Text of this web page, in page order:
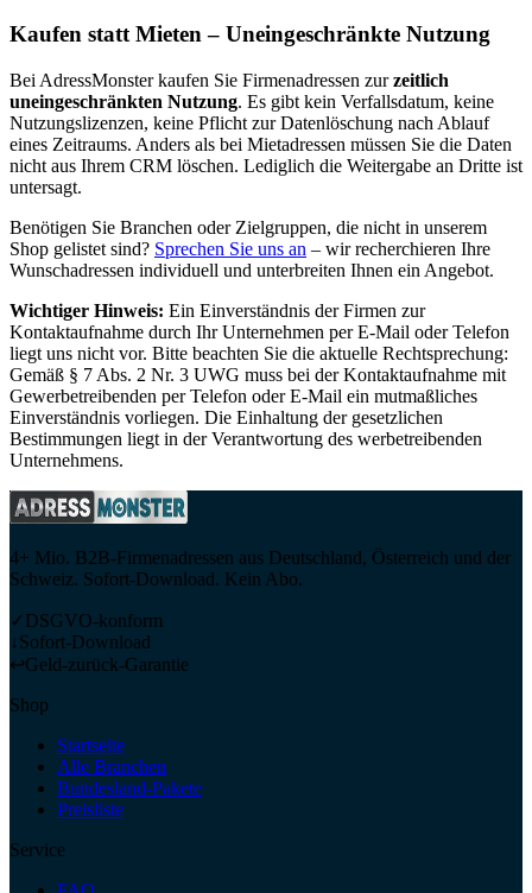
Kaufen statt Mieten – Uneingeschränkte Nutzung
Bei AdressMonster kaufen Sie Firmenadressen zur zeitlich
uneingeschränkten Nutzung. Es gibt kein Verfallsdatum, keine
Nutzungslizenzen, keine Pflicht zur Datenlöschung nach Ablauf
eines Zeitraums. Anders als bei Mietadressen müssen Sie die Daten
nicht aus Ihrem CRM löschen. Lediglich die Weitergabe an Dritte ist
untersagt.
Benötigen Sie Branchen oder Zielgruppen, die nicht in unserem
Shop gelistet sind? Sprechen Sie uns an – wir recherchieren Ihre
Wunschadressen individuell und unterbreiten Ihnen ein Angebot.
Wichtiger Hinweis: Ein Einverständnis der Firmen zur
Kontaktaufnahme durch Ihr Unternehmen per E-Mail oder Telefon
liegt uns nicht vor. Bitte beachten Sie die aktuelle Rechtsprechung:
Gemäß § 7 Abs. 2 Nr. 3 UWG muss bei der Kontaktaufnahme mit
Gewerbetreibenden per Telefon oder E-Mail ein mutmaßliches
Einverständnis vorliegen. Die Einhaltung der gesetzlichen
Bestimmungen liegt in der Verantwortung des werbetreibenden
Unternehmens.
4+ Mio. B2B-Firmenadressen aus Deutschland, Österreich und der
Schweiz. Sofort-Download. Kein Abo.
✓ DSGVO-konform
↓Sofort-Download
↩Geld-zurück-Garantie
Shop
Startseite
Alle Branchen
Bundesland-Pakete
Preisliste
Service